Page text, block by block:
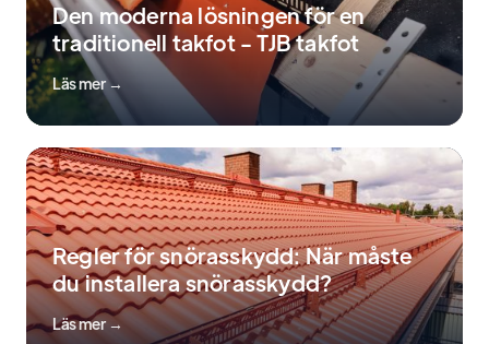
Den moderna lösningen för en
traditionell takfot - TJB takfot
Läs mer →
Regler för snörasskydd: När måste
du installera snörasskydd?
Läs mer →